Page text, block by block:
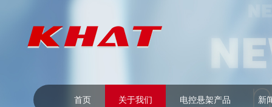
首页 关于我们 电控悬架产品 新